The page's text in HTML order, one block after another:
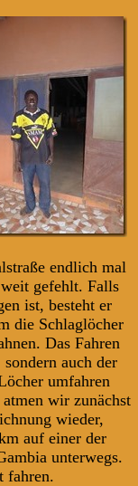
endlich mal
gefehlt. Falls
ist, besteht er
die Schlaglöcher
Das Fahren
auch der
umfahren
wir zunächst
wieder,
auf einer der
unterwegs.
fahren.